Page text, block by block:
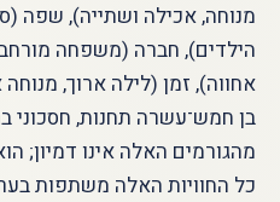
מנוחה, אכילה ושתייה), שפה
הילדים), חברה (משפחה
אחווה), זמן (לילה ארוך,
בן חמש־עשרה תחנות,
מהגורמים האלה אינו דמיון;
כל החוויות האלה משתפות